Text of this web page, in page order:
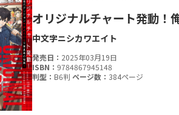
オリジナルチャート発動！
中文字ニシカワエイト
発売日： 2025年03月19日
ISBN： 9784867945148
判型： B6判 ページ数： 384ページ